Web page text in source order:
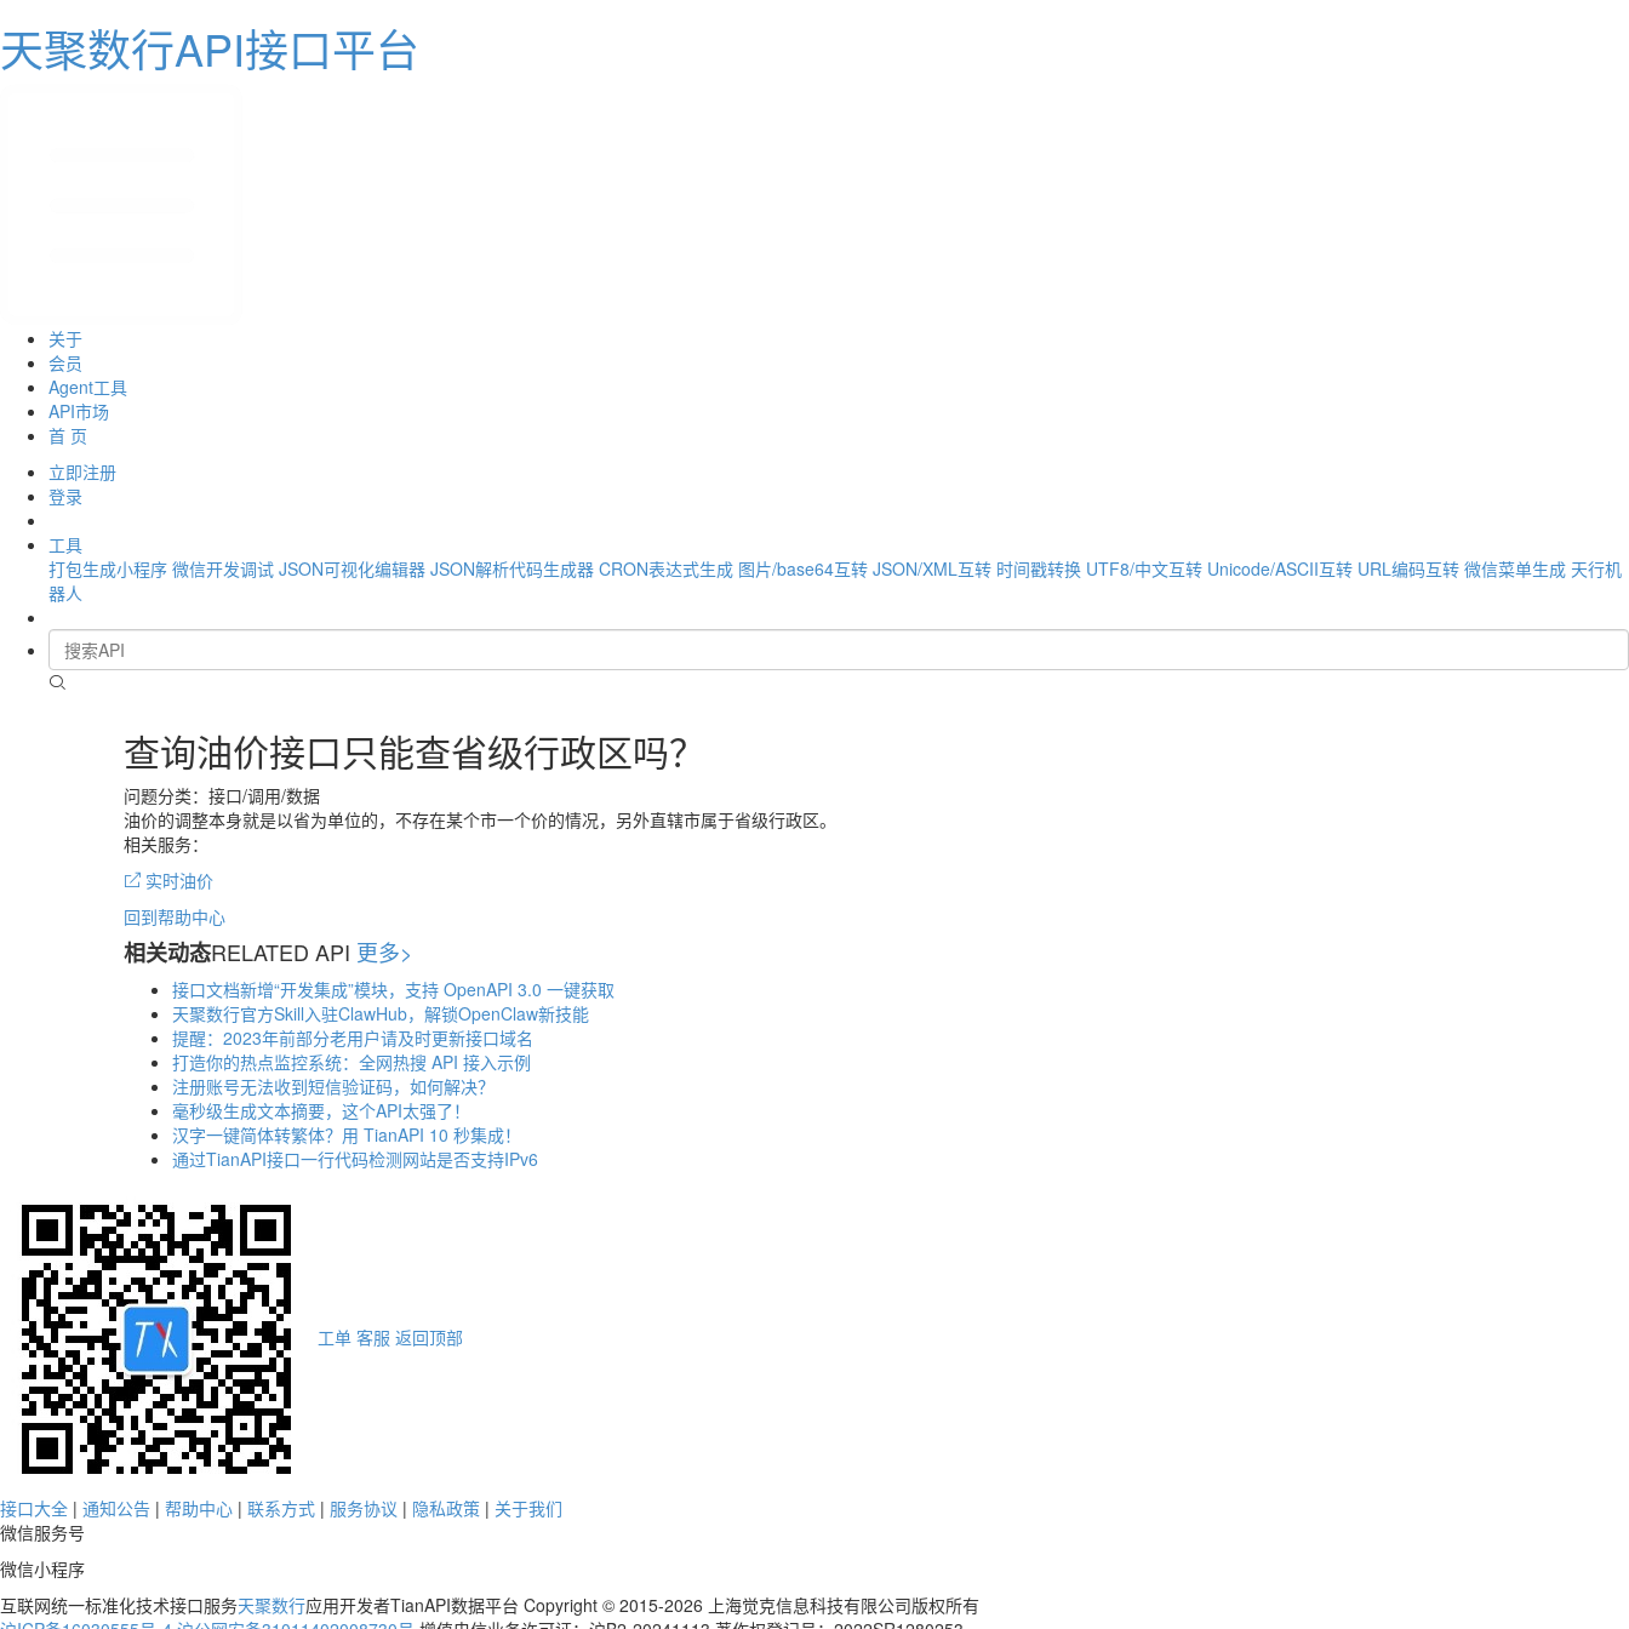
天聚数行API接口平台
关于
会员
Agent工具
API市场
首 页
立即注册
登录
工具
打包生成小程序 微信开发调试 JSON可视化编辑器 JSON解析代码生成器 CRON表达式生成 图片/base64互转 JSON/XML互转 时间戳转换 UTF8/中文互转 Unicode/ASCII互转 URL编码互转 微信菜单生成 天行机
器人
查询油价接口只能查省级行政区吗？
问题分类：接口/调用/数据
油价的调整本身就是以省为单位的，不存在某个市一个价的情况，另外直辖市属于省级行政区。
相关服务：
实时油价
回到帮助中心
相关动态RELATED API 更多>
接口文档新增“开发集成”模块，支持 OpenAPI 3.0 一键获取
天聚数行官方Skill入驻ClawHub，解锁OpenClaw新技能
提醒：2023年前部分老用户请及时更新接口域名
打造你的热点监控系统：全网热搜 API 接入示例
注册账号无法收到短信验证码，如何解决？
毫秒级生成文本摘要，这个API太强了！
汉字一键简体转繁体？用 TianAPI 10 秒集成！
通过TianAPI接口一行代码检测网站是否支持IPv6
工单 客服 返回顶部
接口大全 | 通知公告 | 帮助中心 | 联系方式 | 服务协议 | 隐私政策 | 关于我们
微信服务号
微信小程序
互联网统一标准化技术接口服务天聚数行应用开发者TianAPI数据平台 Copyright © 2015-2026 上海觉克信息科技有限公司版权所有